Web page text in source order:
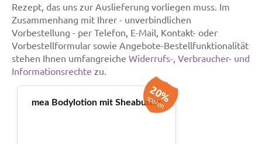
Rezept, das uns zur Auslieferung vorliegen muss. Im
Zusammenhang mit Ihrer - unverbindlichen
Vorbestellung - per Telefon, E-Mail, Kontakt- oder
Vorbestellformular sowie Angebote-Bestellfunktionalität
stehen Ihnen umfangreiche Widerrufs-, Verbraucher- und
Informationsrechte zu.
mea Bodylotion mit Sheabutter20%
sparen